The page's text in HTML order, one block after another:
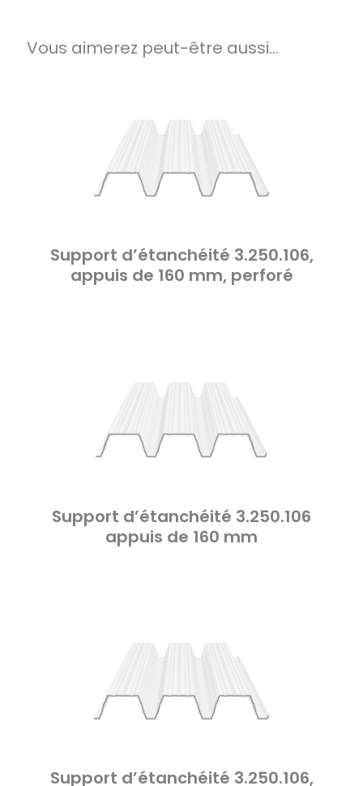
Vous aimerez peut-être aussi…
Support d’étanchéité 3.250.106,
appuis de 160 mm, perforé
Support d’étanchéité 3.250.106
appuis de 160 mm
Support d’étanchéité 3.250.106,